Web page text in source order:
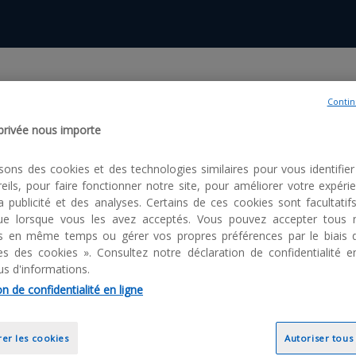
sur l'exemption de
sont mis en place par notre partenaire AT internet. Ils nous
site web dans le respect de la règlementation. Ces cookies
intégralement le suivi par ces traceurs et ainsi d’exclure les
nous importe
des cookies et des technologies similaires pour vous
pour faire fonctionner notre site, pour améliorer votre
publicité et des analyses. Certains de ces cookies sont
lorsque vous les avez acceptés. Vous pouvez accepter tous
en même temps ou gérer vos propres préférences par le biais
des cookies ». Consultez notre déclaration de confidentialité
d'informations.
de confidentialité en ligne
Autoriser tous
les cookies